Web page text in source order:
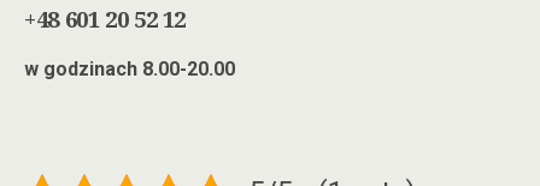
+48 601 20 52 12
w godzinach 8.00-20.00